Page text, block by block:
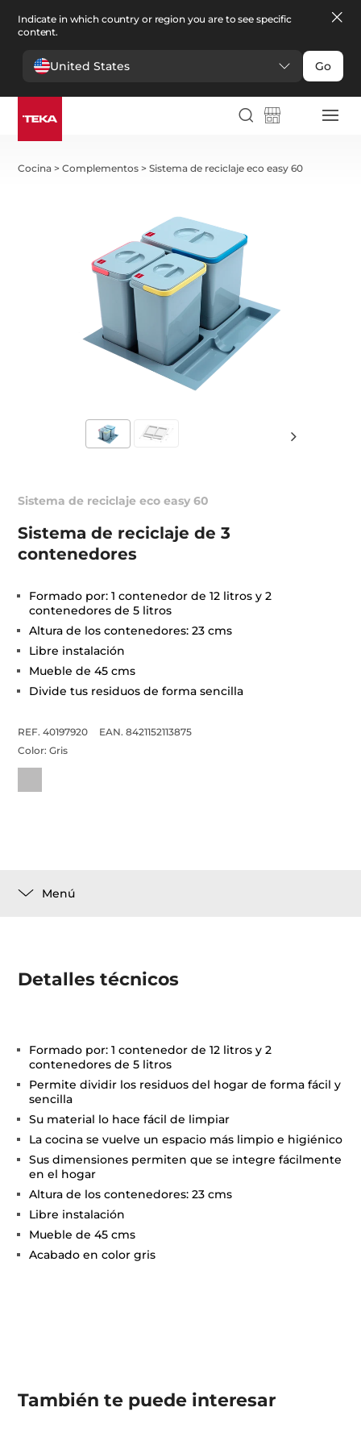
Indicate in which country or region you are to see specific
content.
United States Go
Cocina >Complementos >Sistema de reciclaje eco easy 60
Sistema de reciclaje eco easy 60
Sistema de reciclaje de 3
contenedores
Formado por: 1 contenedor de 12 litros y 2
contenedores de 5 litros
Altura de los contenedores: 23 cms
Libre instalación
Mueble de 45 cms
Divide tus residuos de forma sencilla
REF. 40197920
EAN. 8421152113875
Color:Gris
Menú
Detalles técnicos
Formado por: 1 contenedor de 12 litros y 2
contenedores de 5 litros
Permite dividir los residuos del hogar de forma fácil y
sencilla
Su material lo hace fácil de limpiar
La cocina se vuelve un espacio más limpio e higiénico
Sus dimensiones permiten que se integre fácilmente
en el hogar
Altura de los contenedores: 23 cms
Libre instalación
Mueble de 45 cms
Acabado en color gris
También te puede interesar